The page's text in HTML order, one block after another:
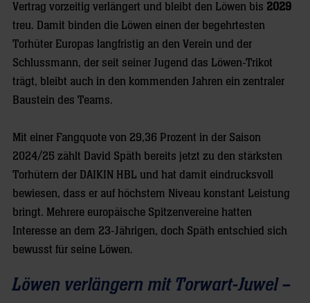
Vertrag vorzeitig verlängert und bleibt den Löwen bis 2029
treu. Damit binden die Löwen einen der begehrtesten
Torhüter Europas langfristig an den Verein und der
Schlussmann, der seit seiner Jugend das Löwen-Trikot
trägt, bleibt auch in den kommenden Jahren ein zentraler
Baustein des Teams.
Mit einer Fangquote von 29,36 Prozent in der Saison
2024/25 zählt David Späth bereits jetzt zu den stärksten
Torhütern der DAIKIN HBL und hat damit eindrucksvoll
bewiesen, dass er auf höchstem Niveau konstant Leistung
bringt. Mehrere europäische Spitzenvereine hatten
Interesse an dem 23-Jährigen, doch Späth entschied sich
bewusst für seine Löwen.
Löwen verlängern mit Torwart-Juwel –